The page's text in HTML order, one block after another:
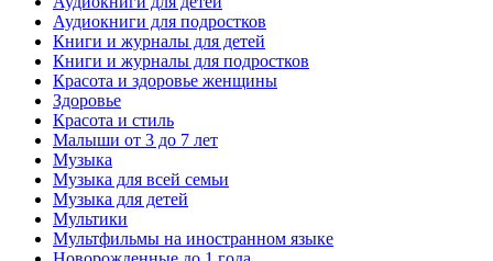
Аудиокниги для подростков
Книги и журналы для детей
Книги и журналы для подростков
Красота и здоровье женщины
Здоровье
Красота и стиль
Малыши от 3 до 7 лет
Музыка
Музыка для всей семьи
Музыка для детей
Мультики
Мультфильмы на иностранном языке